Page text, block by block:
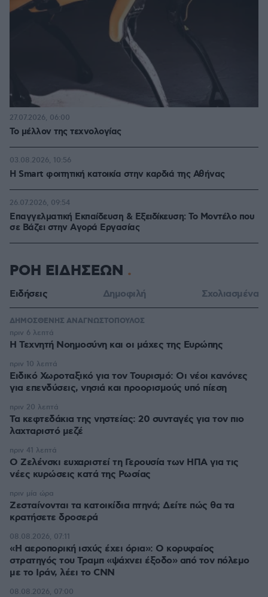
Το μέλλον της τεχνολογίας
27.07.2026, 06:00
Η Smart φοιτητική κατοικία στην καρδιά της Αθήνας
03.08.2026, 10:56
Επαγγελματική Εκπαίδευση & Εξειδίκευση: Το Mοντέλο που
σε Bάζει στην Aγορά Eργασίας
26.07.2026, 09:54
ΡΟΗ ΕΙΔΗΣΕΩΝ
Ειδήσεις Δημοφιλή Σχολιασμένα
ΔΗΜΟΣΘΕΝΗΣ ΑΝΑΓΝΩΣΤΟΠΟΥΛΟΣ
H Τεχνητή Νοημοσύνη και οι μάχες της Ευρώπης
πριν 6 λεπτά
Ειδικό Χωροταξικό για τον Τουρισμό: Οι νέοι κανόνες
για επενδύσεις, νησιά και προορισμούς υπό πίεση
πριν 10 λεπτά
Τα κεφτεδάκια της νηστείας: 20 συνταγές για τον πιο
λαχταριστό μεζέ
πριν 20 λεπτά
Ο Ζελένσκι ευχαριστεί τη Γερουσία των ΗΠΑ για τις
νέες κυρώσεις κατά της Ρωσίας
πριν 41 λεπτά
Ζεσταίνονται τα κατοικίδια πτηνά; Δείτε πώς θα τα
κρατήσετε δροσερά
πριν μία ώρα
«Η αεροπορική ισχύς έχει όρια»: Ο κορυφαίος
στρατηγός του Τραμπ «ψάχνει έξοδο» από τον πόλεμο
με το Ιράν, λέει το CNN
08.08.2026, 07:11
08.08.2026, 07:00